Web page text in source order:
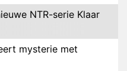
NTR-serie Klaar
mysterie met